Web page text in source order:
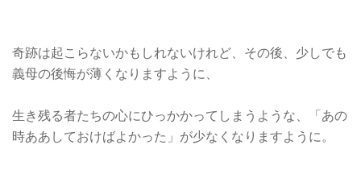
奇跡は起こらないかもしれないけれど、その後、少しでも
義母の後悔が薄くなりますように、
生き残る者たちの心にひっかかってしまうような、「あの
時ああしておけばよかった」が少なくなりますように。